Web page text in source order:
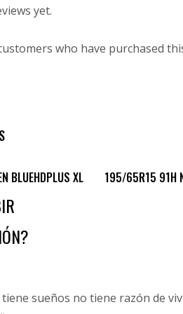
yet.
who have purchased
BLUEHDPLUS XL 195/65R15 91H
sueños no tiene razón de